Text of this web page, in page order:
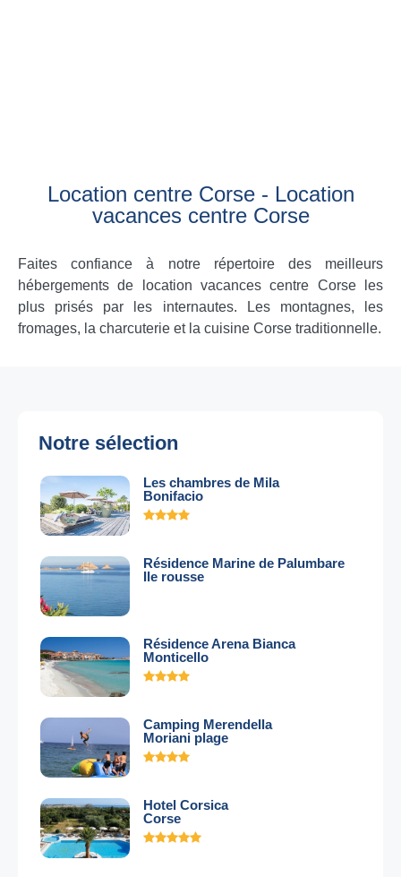
Location centre Corse - Location
vacances centre Corse
Faites confiance à notre répertoire des meilleurs
hébergements de location vacances centre Corse les
plus prisés par les internautes. Les montagnes, les
fromages, la charcuterie et la cuisine Corse traditionnelle.
Notre sélection
Les chambres de Mila
Bonifacio
Résidence Marine de Palumbare
Ile rousse
Résidence Arena Bianca
Monticello
Camping Merendella
Moriani plage
Hotel Corsica
Corse